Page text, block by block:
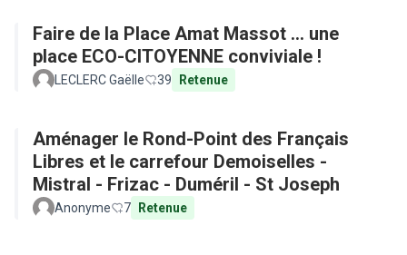
Faire de la Place Amat Massot ... une
place ECO-CITOYENNE conviviale !
LECLERC Gaëlle 39 Retenue
Aménager le Rond-Point des Français
Libres et le carrefour Demoiselles -
Mistral - Frizac - Duméril - St Joseph
Anonyme 7 Retenue